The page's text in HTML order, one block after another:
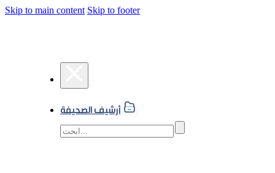
Skip to main content Skip to footer
أرشيف الصحيفة